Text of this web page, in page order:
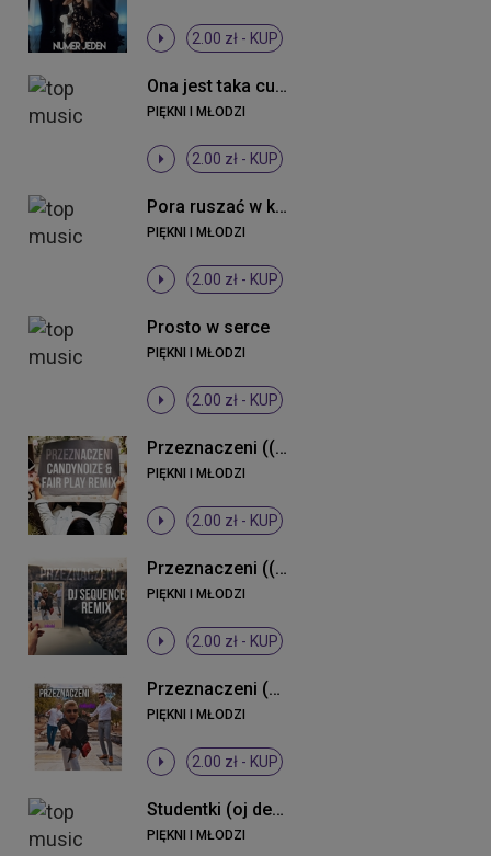
2.00 zł - KUP
Ona jest taka cudowna
PIĘKNI I MŁODZI
2.00 zł - KUP
Pora ruszać w klub (Radio Edit)
PIĘKNI I MŁODZI
2.00 zł - KUP
Prosto w serce
PIĘKNI I MŁODZI
2.00 zł - KUP
Przeznaczeni ((CandyNoize & Fair Play Remix))
PIĘKNI I MŁODZI
2.00 zł - KUP
Przeznaczeni ((DJ Sequence Remix))
PIĘKNI I MŁODZI
2.00 zł - KUP
Przeznaczeni (Original Mix)
PIĘKNI I MŁODZI
2.00 zł - KUP
Studentki (oj dewki) (Radio Edit)
PIĘKNI I MŁODZI